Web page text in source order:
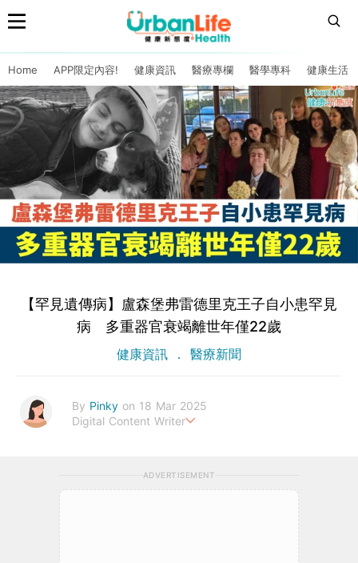
Home APP限定內容! 健康資訊 醫療專欄 醫學專科 健康生活
【罕見遺傳病】盧森堡弗雷德里克王子自小患罕見
病 多重器官衰竭離世年僅22歲
健康資訊 醫療新聞
By Pinky on 18 Mar 2025
Digital Content Writer
ADVERTISEMENT